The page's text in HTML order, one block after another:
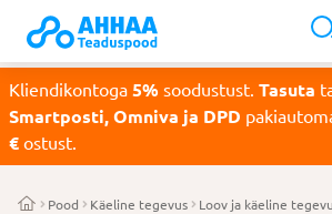
Kliendikontoga 5% soodustust. Tasuta
Smartposti, Omniva ja DPD
€ ostust.
Pood Käeline tegevus Loov ja käeline